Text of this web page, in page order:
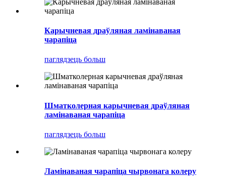
Карычневая драўляная ламінаваная
чарапіца
паглядзець больш
Шматколерная карычневая драўляная
ламінаваная чарапіца
паглядзець больш
Ламінаваная чарапіца чырвонага колеру